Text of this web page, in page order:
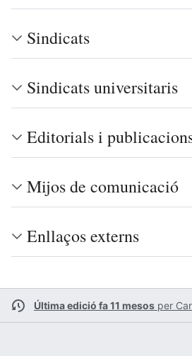
Sindicats
Sindicats universitaris
Editorials i
Mijos de comunicació
Enllaços externs
Última edició fa 11 mesos per